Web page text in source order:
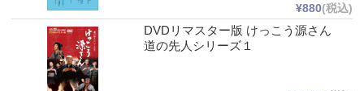
¥880(税込)
DVDリマスター版 けっこう源さん
道の先人シリーズ１